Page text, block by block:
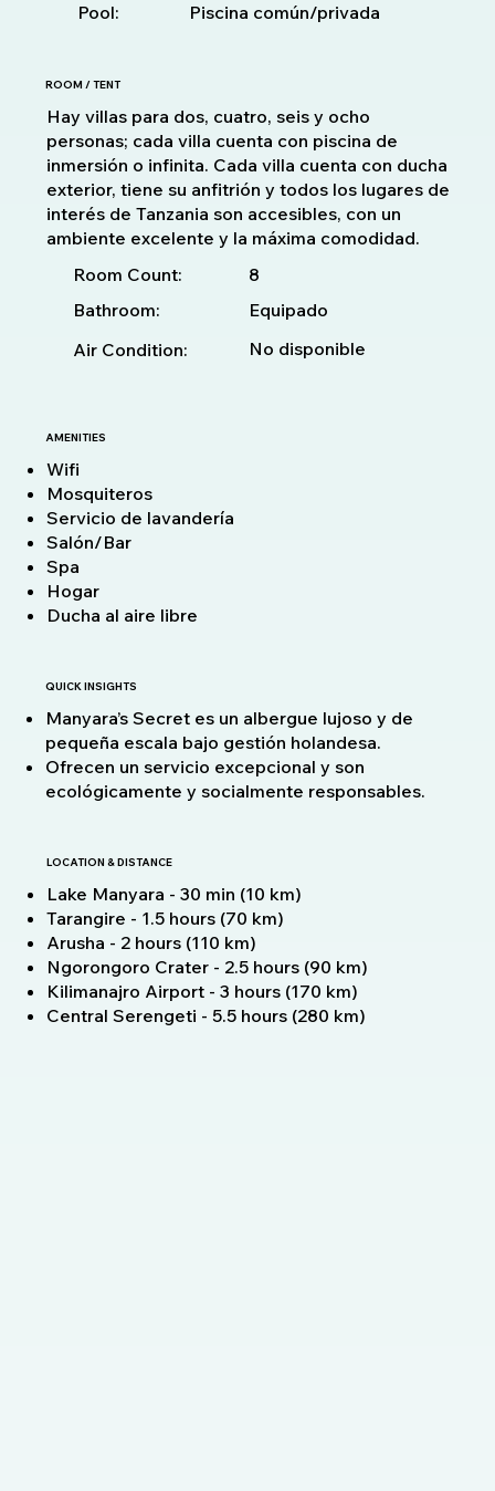
Pool:
Piscina común/privada
ROOM / TENT
Hay villas para dos, cuatro, seis y ocho
personas; cada villa cuenta con piscina de
inmersión o infinita. Cada villa cuenta con ducha
exterior, tiene su anfitrión y todos los lugares de
interés de Tanzania son accesibles, con un
ambiente excelente y la máxima comodidad.
Room Count:
8
Bathroom:
Equipado
Air Condition:
No disponible
AMENITIES
Wifi
Mosquiteros
Servicio de lavandería
Salón/Bar
Spa
Hogar
Ducha al aire libre
QUICK INSIGHTS
Manyara’s Secret es un albergue lujoso y de
pequeña escala bajo gestión holandesa.
Ofrecen un servicio excepcional y son
ecológicamente y socialmente responsables.
LOCATION & DISTANCE
Lake Manyara - 30 min (10 km)
Tarangire - 1.5 hours (70 km)
Arusha - 2 hours (110 km)
Ngorongoro Crater - 2.5 hours (90 km)
Kilimanajro Airport - 3 hours (170 km)
Central Serengeti - 5.5 hours (280 km)